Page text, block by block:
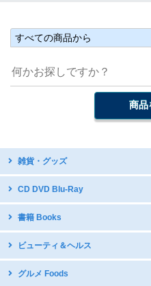
雑貨・グッズ
台湾デザイン
開運グッズ
台湾のお守り
テーブルウェア・調理器具
国立故宮博物館公式グッズ
icash2.0 / iPASS
CD DVD Blu-Ray
台湾原住民語CD・DVD
台湾ディスカバリー
台湾オペラDVD
現代舞踊DVD
日本アニメDVDで中国語学習
書籍 Books
中国語教材・辞書
写真集
グラビア・写真集
ビューティ＆ヘルス
グルメ Foods